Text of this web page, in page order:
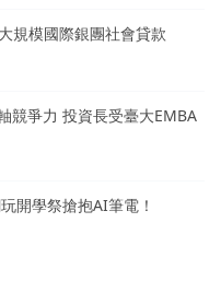
規模國際銀團社會貸款
競爭力 投資長受臺大EMBA
開學祭搶抱AI筆電！